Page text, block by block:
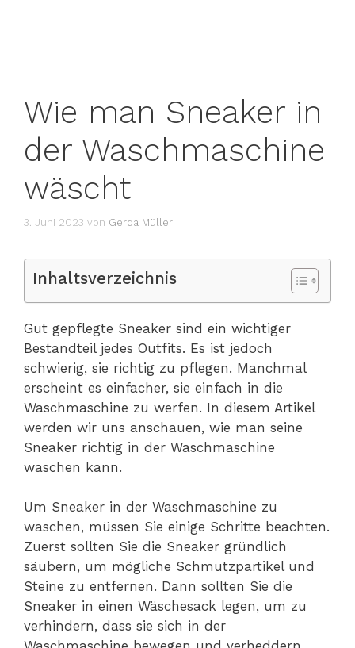
Wie man Sneaker in
der Waschmaschine
wäscht
3. Juni 2023 von Gerda Müller
Inhaltsverzeichnis
Gut gepflegte Sneaker sind ein wichtiger
Bestandteil jedes Outfits. Es ist jedoch
schwierig, sie richtig zu pflegen. Manchmal
erscheint es einfacher, sie einfach in die
Waschmaschine zu werfen. In diesem Artikel
werden wir uns anschauen, wie man seine
Sneaker richtig in der Waschmaschine
waschen kann.
Um Sneaker in der Waschmaschine zu
waschen, müssen Sie einige Schritte beachten.
Zuerst sollten Sie die Sneaker gründlich
säubern, um mögliche Schmutzpartikel und
Steine zu entfernen. Dann sollten Sie die
Sneaker in einen Wäschesack legen, um zu
verhindern, dass sie sich in der